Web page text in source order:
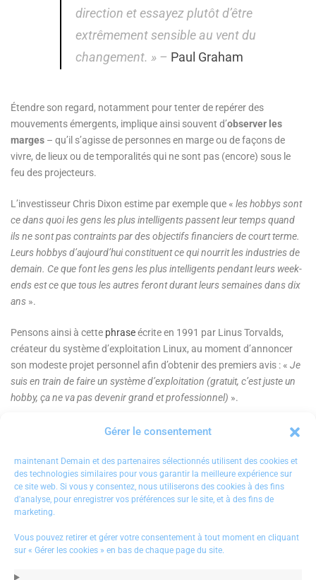
Gérer le consentement
maintenant Demain et des partenaires sélectionnés utilisent des cookies et
des technologies similaires pour vous garantir la meilleure expérience sur
ce site web. Si vous y consentez, nous utiliserons des cookies à des fins
d'analyse, pour enregistrer vos préférences sur le site, et à des fins de
marketing.
Vous pouvez retirer et gérer votre consentement à tout moment en cliquant
sur « Gérer les cookies » en bas de chaque page du site.
direction et essayez plutôt d’être
extrêmement sensible au vent du
changement. » – Paul Graham
Étendre son regard, notamment pour tenter de repérer des
mouvements émergents, implique ainsi souvent d’observer les
marges – qu’il s’agisse de personnes en marge ou de façons de
vivre, de lieux ou de temporalités qui ne sont pas (encore) sous le
feu des projecteurs.
L’investisseur Chris Dixon estime par exemple que « les hobbys sont
ce dans quoi les gens les plus intelligents passent leur temps quand
ils ne sont pas contraints par des objectifs financiers de court terme.
Leurs hobbys d’aujourd’hui constituent ce qui nourrit les industries de
demain. Ce que font les gens les plus intelligents pendant leurs week-
ends est ce que tous les autres feront durant leurs semaines dans dix
ans ».
Pensons ainsi à cette phraseécrite en 1991 par Linus Torvalds,
créateur du système d’exploitation Linux, au moment d’annoncer
son modeste projet personnel afin d’obtenir des premiers avis : « Je
suis en train de faire un système d’exploitation (gratuit, c’est juste un
hobby, ça ne va pas devenir grand et professionnel) ».
Étendre son regard peut aussi passer par desœuvres fictionnelles,
Lesexemplesd’auteurs de romans ayant prédit ou anticipé des
accomplissements futurs (voire contribué à leur émergence ?) sont
multiples, de Jules Verne à
H. G. Wells
. Il est évidemment facile de
revenir après coup sur des œuvres passées en y voyant la trace de
doivent pas être vues comme des boules de cristal, mais comme des
situations encore non pensées.